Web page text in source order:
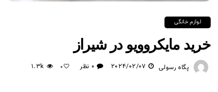
لوازم خانگی
خرید مایکروویو در شیراز
پگاه رسولی 2024/02/07 0 نظر 0
1.3k